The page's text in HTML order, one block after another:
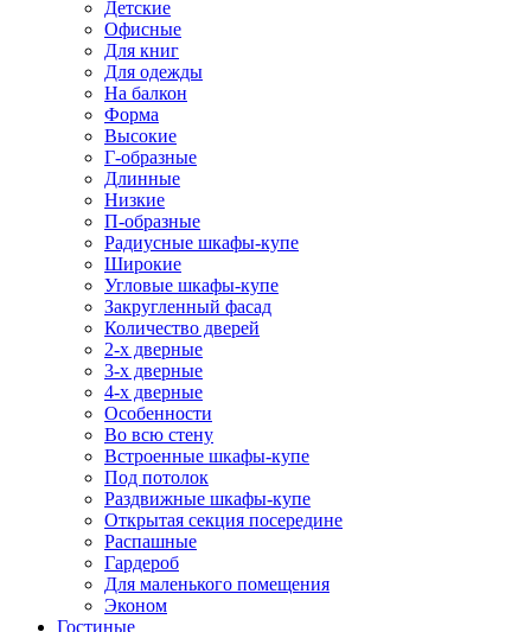
Детские
Офисные
Для книг
Для одежды
На балкон
Форма
Высокие
Г-образные
Длинные
Низкие
П-образные
Радиусные шкафы-купе
Широкие
Угловые шкафы-купе
Закругленный фасад
Количество дверей
2-х дверные
3-х дверные
4-х дверные
Особенности
Во всю стену
Встроенные шкафы-купе
Под потолок
Раздвижные шкафы-купе
Открытая секция посередине
Распашные
Гардероб
Для маленького помещения
Эконом
Гостиные